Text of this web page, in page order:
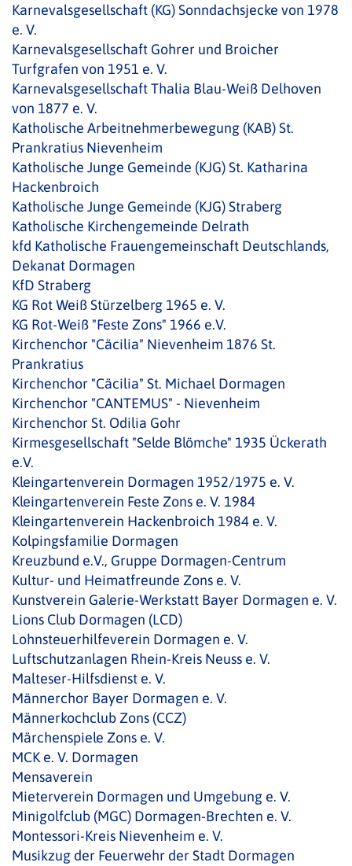
Karnevalsgesellschaft (KG) Sonndachsjecke von 1978
e. V.
Karnevalsgesellschaft Gohrer und Broicher
Turfgrafen von 1951 e. V.
Karnevalsgesellschaft Thalia Blau-Weiß Delhoven
von 1877 e. V.
Katholische Arbeitnehmerbewegung (KAB) St.
Prankratius Nievenheim
Katholische Junge Gemeinde (KJG) St. Katharina
Hackenbroich
Katholische Junge Gemeinde (KJG) Straberg
Katholische Kirchengemeinde Delrath
kfd Katholische Frauengemeinschaft Deutschlands,
Dekanat Dormagen
KfD Straberg
KG Rot Weiß Stürzelberg 1965 e. V.
KG Rot-Weiß "Feste Zons" 1966 e.V.
Kirchenchor "Cäcilia" Nievenheim 1876 St.
Prankratius
Kirchenchor "Cäcilia" St. Michael Dormagen
Kirchenchor "CANTEMUS" - Nievenheim
Kirchenchor St. Odilia Gohr
Kirmesgesellschaft "Selde Blömche" 1935 Ückerath
e.V.
Kleingartenverein Dormagen 1952/1975 e. V.
Kleingartenverein Feste Zons e. V. 1984
Kleingartenverein Hackenbroich 1984 e. V.
Kolpingsfamilie Dormagen
Kreuzbund e.V., Gruppe Dormagen-Centrum
Kultur- und Heimatfreunde Zons e. V.
Kunstverein Galerie-Werkstatt Bayer Dormagen e. V.
Lions Club Dormagen (LCD)
Lohnsteuerhilfeverein Dormagen e. V.
Luftschutzanlagen Rhein-Kreis Neuss e. V.
Malteser-Hilfsdienst e. V.
Männerchor Bayer Dormagen e. V.
Männerkochclub Zons (CCZ)
Märchenspiele Zons e. V.
MCK e. V. Dormagen
Mensaverein
Mieterverein Dormagen und Umgebung e. V.
Minigolfclub (MGC) Dormagen-Brechten e. V.
Montessori-Kreis Nievenheim e. V.
Musikzug der Feuerwehr der Stadt Dormagen